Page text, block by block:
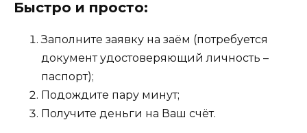
Быстро и просто:
Заполните заявку на заём (потребуется
документ удостоверяющий личность –
паспорт);
Подождите пару минут;
Получите деньги на Ваш счёт.